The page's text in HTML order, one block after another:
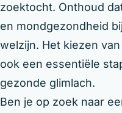
zoektocht. Onthoud
en mondgezondheid
welzijn. Het kiezen
ook een essentiële
gezonde glimlach.
Ben je op zoek naar